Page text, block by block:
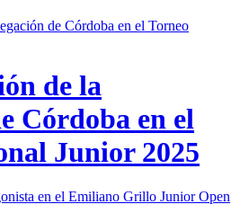
de la
Córdoba en el
Junior 2025